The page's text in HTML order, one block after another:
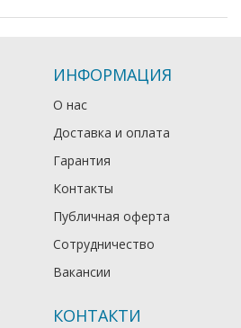
ИНФОРМАЦИЯ
О нас
Доставка и оплата
Гарантия
Контакты
Публичная оферта
Сотрудничество
Вакансии
КОНТАКТИ